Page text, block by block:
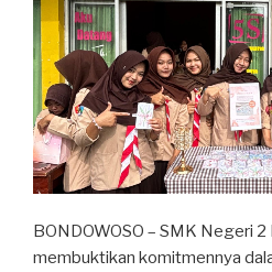
BONDOWOSO – SMK Negeri
membuktikan komitmennya